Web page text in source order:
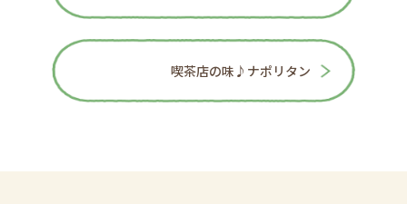
喫茶店の味♪ナポリタン